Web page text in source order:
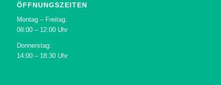
ÖFFNUNGSZEITEN
Montag – Freitag:
08:00 – 12:00 Uhr
Donnerstag:
14:00 – 18:30 Uhr